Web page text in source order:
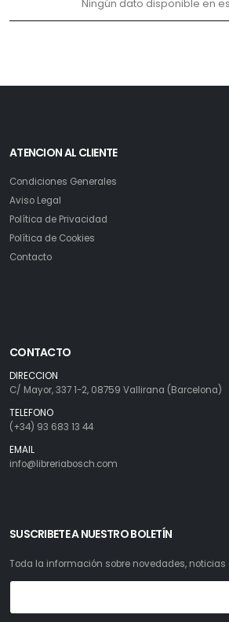
Ningún dato disponible en
ATENCION AL CLIENTE
Condiciones Generales
Aviso Legal
Política de Privacidad
Política de Cookies
Contacto
CONTACTO
DIRECCION
C/ Mayor, 337 1-2, 08759 Vallirana (Barcelona)
TELEFONO
(+34) 93 683 13 44
EMAIL
info@libreriabosch.com
SUSCRIBETE A NUESTRO BOLETÍN
Toda la información sobre novedades, noticias